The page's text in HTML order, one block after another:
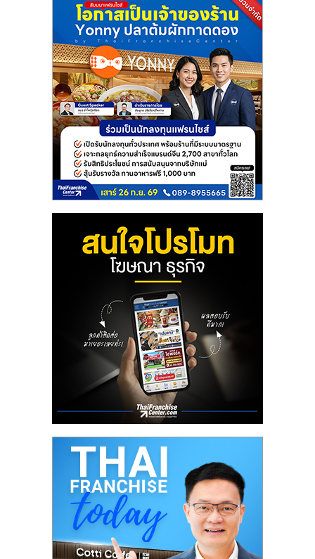
แฟ
ไชส์
ขาย
หน้า
ลงทุน
ปรึกษา
การ